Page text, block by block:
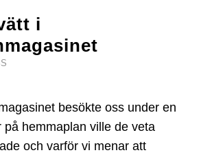
i
besökte oss under en
på hemmaplan ville de veta
och varför vi menar att